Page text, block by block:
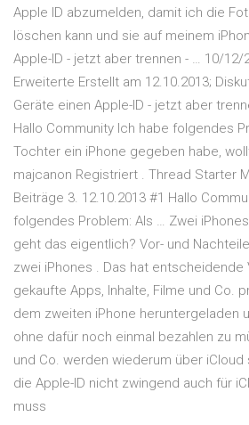
Apple ID abzumelden, damit ich die
löschen kann und sie auf meinem
Apple-ID - jetzt aber trennen - … 10/12/
Erweiterte Erstellt am 12.10.2013;
Geräte einen Apple-ID - jetzt aber
Hallo Community Ich habe folgendes
Tochter ein iPhone gegeben habe,
majcanon Registriert . Thread Starter
Beiträge 3. 12.10.2013 #1 Hallo
folgendes Problem: Als … Zwei
geht das eigentlich? Vor- und
zwei iPhones . Das hat entscheidende
gekaufte Apps, Inhalte, Filme und Co.
dem zweiten iPhone heruntergeladen
ohne dafür noch einmal bezahlen zu
und Co. werden wiederum über
die Apple-ID nicht zwingend auch für
muss